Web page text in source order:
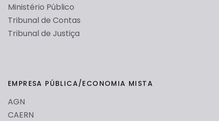
Ministério Público
Tribunal de Contas
Tribunal de Justiça
EMPRESA PÚBLICA/ECONOMIA MISTA
AGN
CAERN